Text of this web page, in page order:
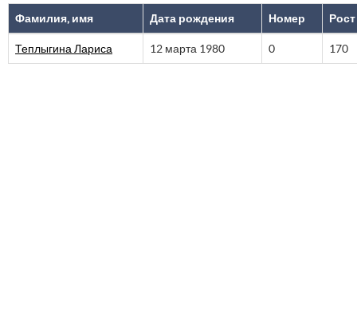
Фамилия, имя Дата рождения Номер Рост
Теплыгина Лариса 12 марта 1980 0 170